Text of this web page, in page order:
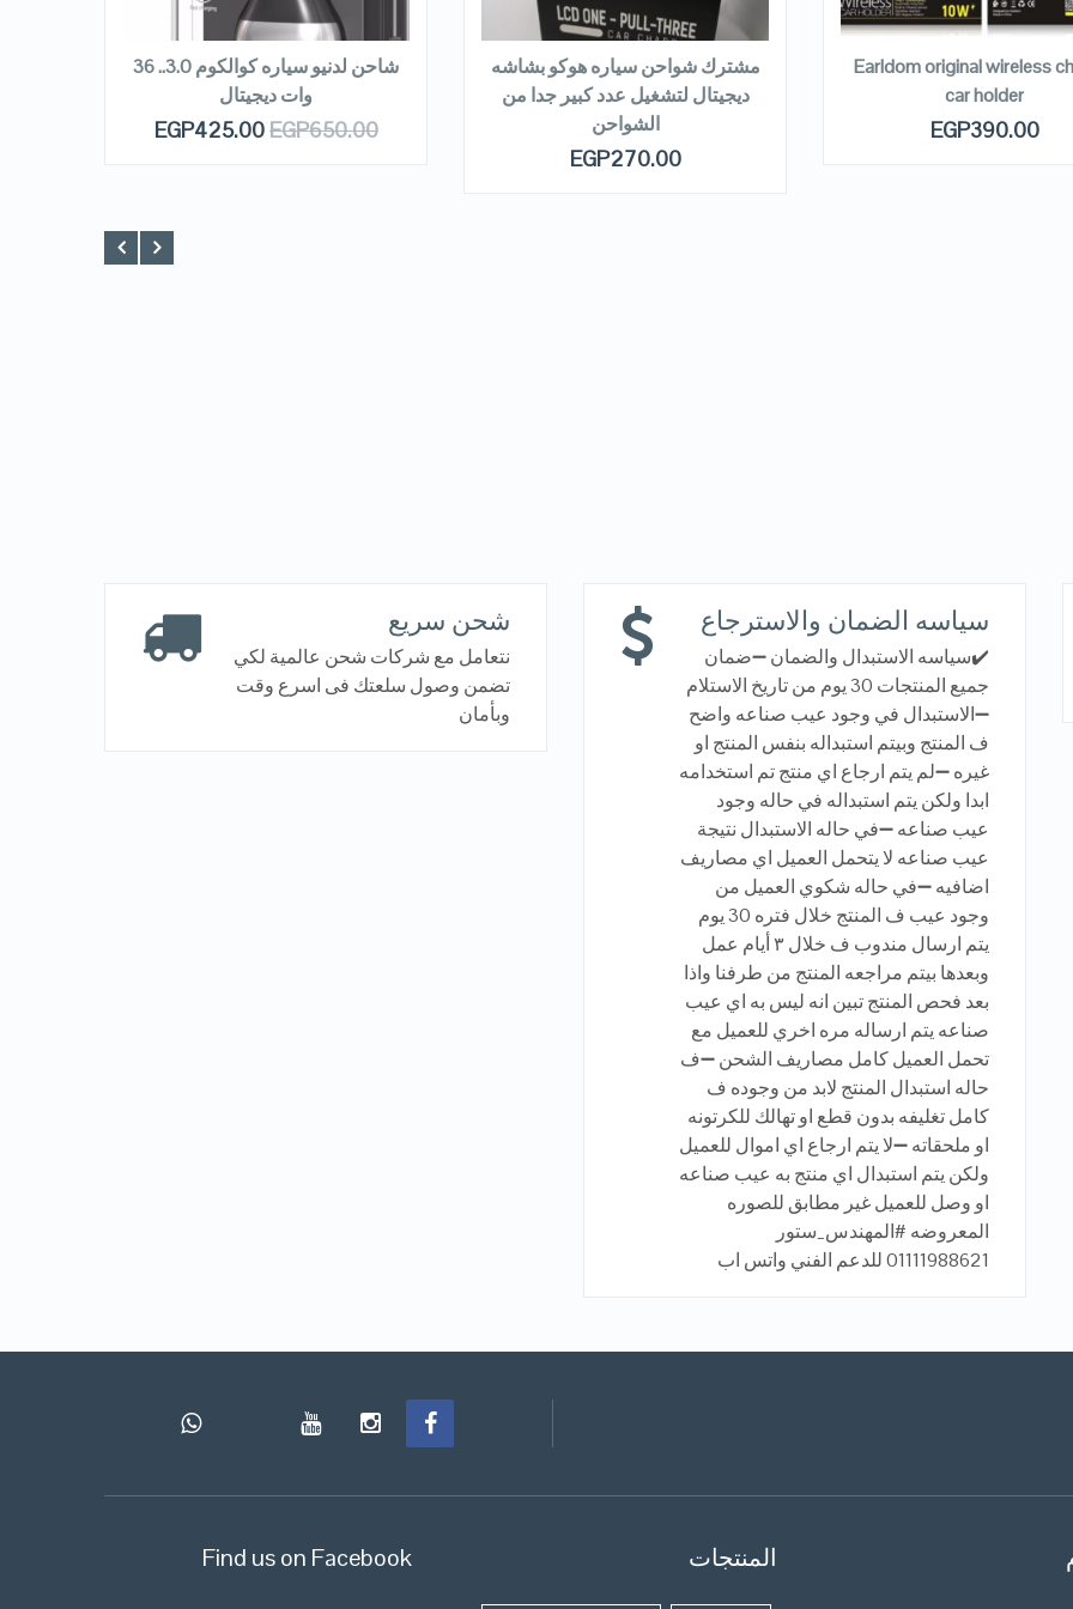
READ MORE
Earldom original wireless
car holder
EGP390.00
READ MORE
مشترك شواحن سياره هوكو بشاشه
ديجيتال لتشغيل عدد كبير جدا من
الشواحن
EGP270.00
READ MORE
شاحن لدنيو سياره كوالكوم 3.0.. 36
وات ديجيتال
EGP650.00
EGP425.00
سياسه الضمان والاسترجاع
✔️سياسه الاستبدال والضمان ➖ضمان
جميع المنتجات 30 يوم من تاريخ الاستلام
➖الاستبدال في وجود عيب صناعه واضح
ف المنتج وبيتم استبداله بنفس المنتج او
غيره ➖لم يتم ارجاع اي منتج تم استخدامه
ابدا ولكن يتم استبداله في حاله وجود
عيب صناعه ➖في حاله الاستبدال نتيجة
عيب صناعه لا يتحمل العميل اي مصاريف
اضافيه ➖في حاله شكوي العميل من
وجود عيب ف المنتج خلال فتره 30 يوم
يتم ارسال مندوب ف خلال ٣ أيام عمل
وبعدها بيتم مراجعه المنتج من طرفنا واذا
بعد فحص المنتج تبين انه ليس به اي عيب
صناعه يتم ارساله مره اخري للعميل مع
تحمل العميل كامل مصاريف الشحن ➖ف
حاله استبدال المنتج لابد من وجوده ف
كامل تغليفه بدون قطع او تهالك للكرتونه
او ملحقاته ➖لا يتم ارجاع اي اموال للعميل
ولكن يتم استبدال اي منتج به عيب صناعه
او وصل للعميل غير مطابق للصوره
المعروضه #المهندس_ستور
01111988621 للدعم الفني واتس اب
شحن سريع
نتعامل مع شركات شحن عالمية لكي
تضمن وصول سلعتك فى اسرع وقت
وبأمان
المنتجات Find us on Facebook